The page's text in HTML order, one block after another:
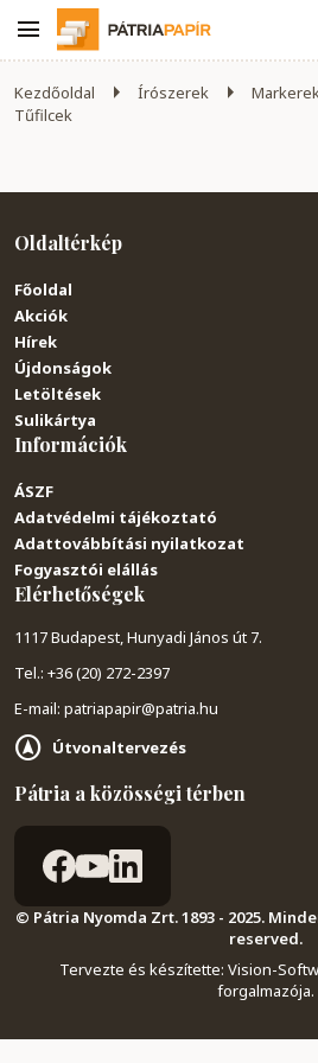
Kezdőoldal Írószerek
Tűfilcek
Oldaltérkép
Főoldal
Akciók
Hírek
Újdonságok
Letöltések
Sulikártya
Információk
ÁSZF
Adatvédelmi tájékoztató
Adattovábbítási nyilatkozat
Fogyasztói elállás
Elérhetőségek
1117 Budapest, Hunyadi János út 7.
Tel.: +36 (20) 272-2397
E-mail: patriapapir@patria.hu
Útvonaltervezés
Pátria a közösségi térben
© Pátria Nyomda Zrt. 1893 - 2025.
reserved.
Tervezte és készítette: Vision-
forgalmazója.